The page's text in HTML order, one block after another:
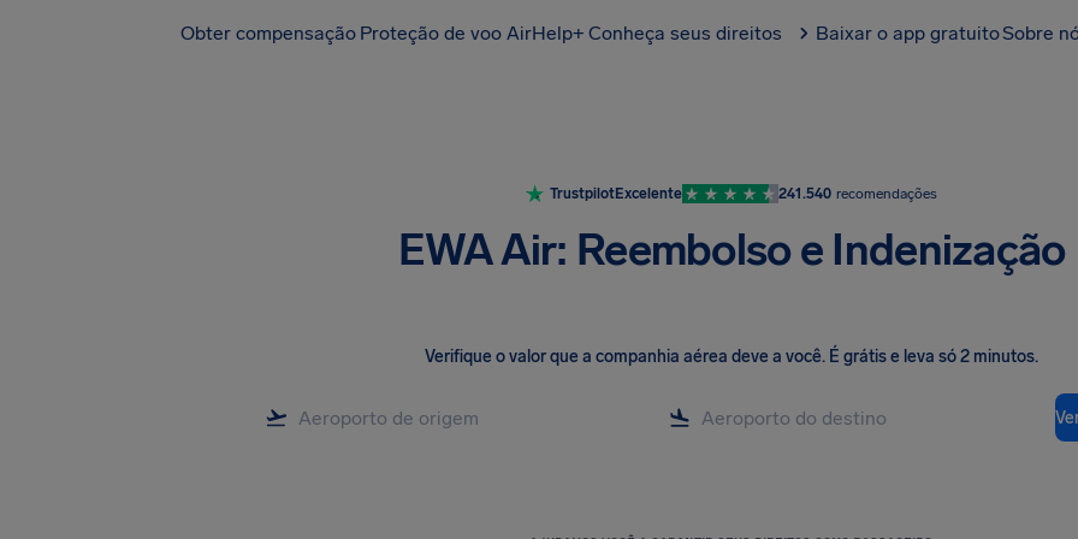
Obter compensação Proteção de voo AirHelp+ Conheça seus direitos Baixar o app gratuitoSobre
TrustpilotExcelente 241.540 recomendações
EWA Air: Reembolso e Indenização
Verifique o valor que a companhia aérea deve a você. É grátis e leva só 2 minutos.